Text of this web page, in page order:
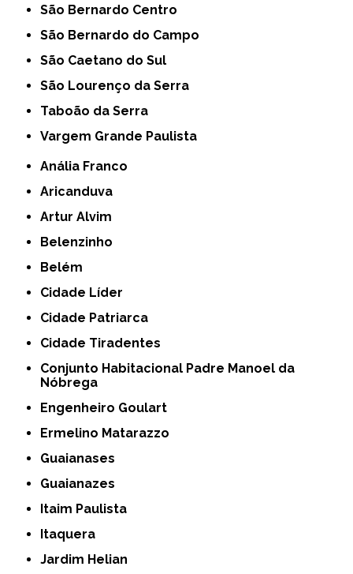
São Bernardo Centro
São Bernardo do Campo
São Caetano do Sul
São Lourenço da Serra
Taboão da Serra
Vargem Grande Paulista
Anália Franco
Aricanduva
Artur Alvim
Belenzinho
Belém
Cidade Líder
Cidade Patriarca
Cidade Tiradentes
Conjunto Habitacional Padre Manoel da
Nóbrega
Engenheiro Goulart
Ermelino Matarazzo
Guaianases
Guaianazes
Itaim Paulista
Itaquera
Jardim Helian